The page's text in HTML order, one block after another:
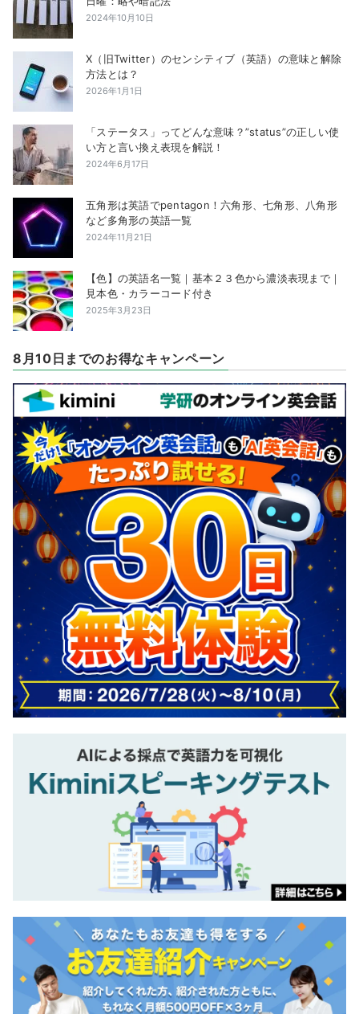
2024年10月10日
X（旧Twitter）のセンシティブ（英語）の意味と解除
方法とは？
2026年1月1日
「ステータス」ってどんな意味？”status”の正しい使
い方と言い換え表現を解説！
2024年6月17日
五角形は英語でpentagon！六角形、七角形、八角形
など多角形の英語一覧
2024年11月21日
【色】の英語名一覧｜基本２３色から濃淡表現まで｜
見本色・カラーコード付き
2025年3月23日
8月10日までのお得なキャンペーン